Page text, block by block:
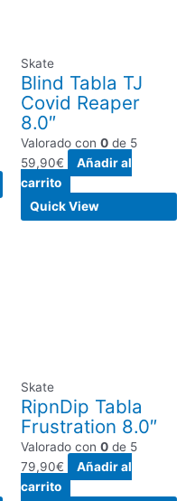
Skate
Blind Tabla TJ
Covid Reaper
8.0″
Valorado con 0de 5
59,90€
Añadir al
carrito
Quick View
Skate
RipnDip Tabla
Frustration 8.0″
Valorado con 0de 5
79,90€
Añadir al
carrito